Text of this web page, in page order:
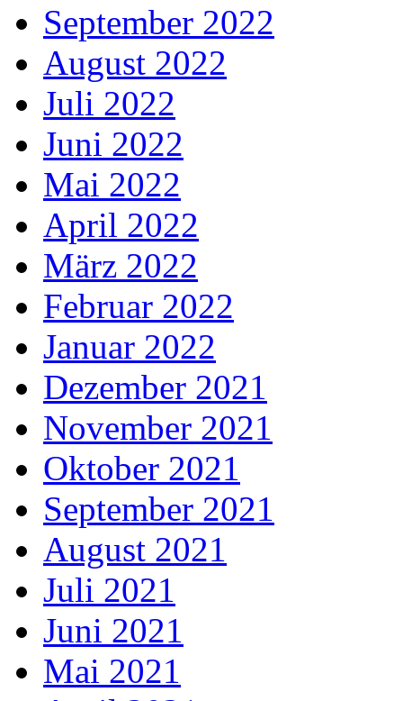
September 2022
August 2022
Juli 2022
Juni 2022
Mai 2022
April 2022
März 2022
Februar 2022
Januar 2022
Dezember 2021
November 2021
Oktober 2021
September 2021
August 2021
Juli 2021
Juni 2021
Mai 2021